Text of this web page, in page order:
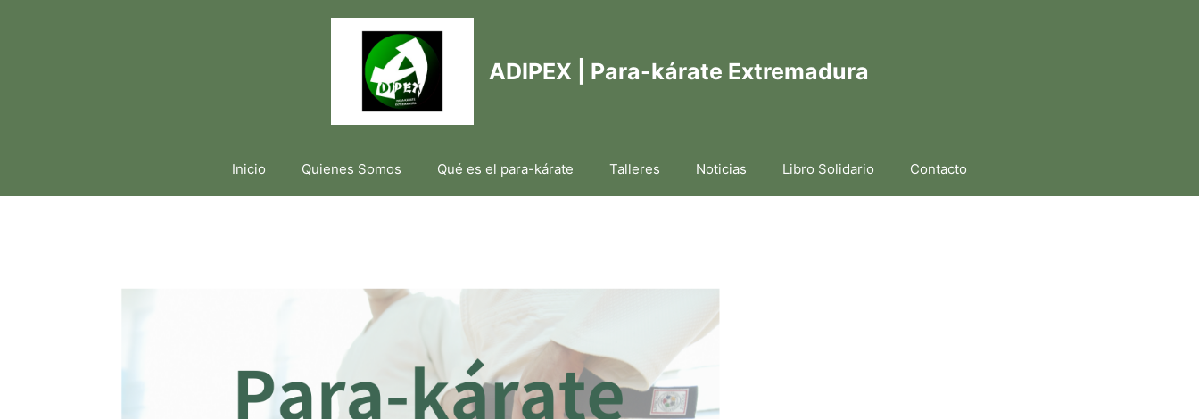
ADIPEX | Para-kárate Extremadura
Inicio Quienes Somos Qué es el para-kárate Talleres Noticias Libro Solidario Contacto